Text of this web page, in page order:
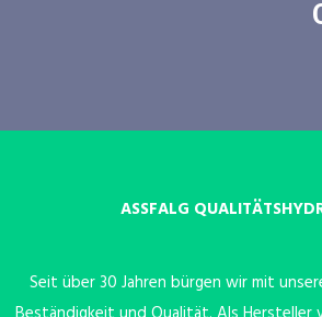
ASSFALG
Seit über 30 Jahren bürgen wir mit